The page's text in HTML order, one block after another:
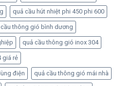
quả cầu hút nhiệt phi 450 phi 600
thông gió bình dương
quả cầu thông gió inox 304
giá rẻ
điện quả cầu thông gió mái nhà